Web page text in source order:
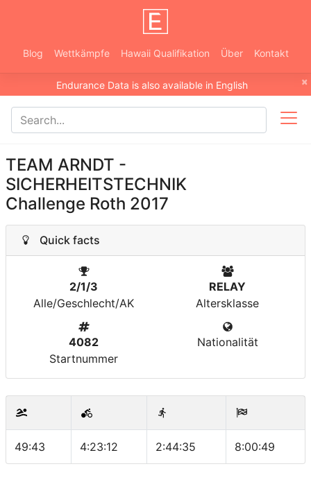
Blog Wettkämpfe Hawaii Qualifikation Über Kontakt
×
Endurance Data is also available in English
TEAM ARNDT -
SICHERHEITSTECHNIK
Challenge Roth 2017
Quick facts
2/1/3
Alle/Geschlecht/AK
RELAY
Altersklasse
4082
Startnummer
Nationalität
49:43 4:23:12 2:44:35 8:00:49